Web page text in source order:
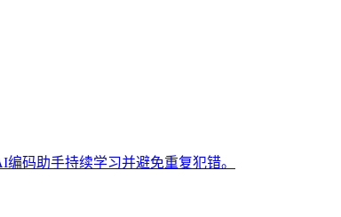
码助手持续学习并避免重复犯错。